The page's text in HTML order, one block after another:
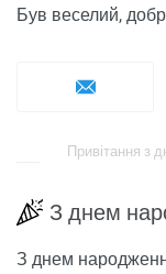
Був веселий,
Привітання з
З днем
З днем